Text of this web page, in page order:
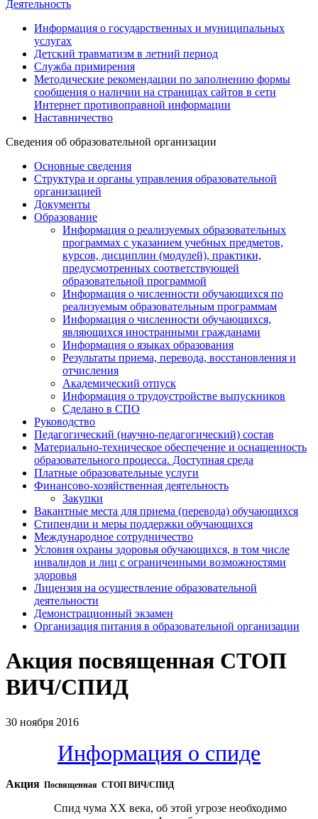
Деятельность
Информация о государственных и муниципальных
услугах
Детский травматизм в летний период
Служба примирения
Методические рекомендации по заполнению формы
сообщения о наличии на страницах сайтов в сети
Интернет противоправной информации
Наставничество
Сведения об образовательной организации
Основные сведения
Структура и органы управления образовательной
организацией
Документы
Образование
Информация о реализуемых образовательных
программах с указанием учебных предметов,
курсов, дисциплин (модулей), практики,
предусмотренных соответствующей
образовательной программой
Информация о численности обучающихся по
реализуемым образовательным программам
Информация о численности обучающихся,
являющихся иностранными гражданами
Информация о языках образования
Результаты приема, перевода, восстановления и
отчисления
Академический отпуск
Информация о трудоустройстве выпускников
Сделано в СПО
Руководство
Педагогический (научно-педагогический) состав
Материально-техническое обеспечение и оснащенность
образовательного процесса. Доступная среда
Платные образовательные услуги
Финансово-хозяйственная деятельность
Закупки
Вакантные места для приема (перевода) обучающихся
Стипендии и меры поддержки обучающихся
Международное сотрудничество
Условия охраны здоровья обучающихся, в том числе
инвалидов и лиц с ограниченными возможностями
здоровья
Лицензия на осуществление образовательной
деятельности
Демонстрационный экзамен
Организация питания в образовательной организации
Акция посвященная СТОП
ВИЧ/СПИД
30 ноября 2016
Информация о спиде
Акция Посвященная СТОП ВИЧ/СПИД
Спид чума XX века, об этой угрозе необходимо